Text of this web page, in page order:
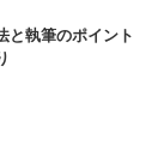
と執筆のポイント